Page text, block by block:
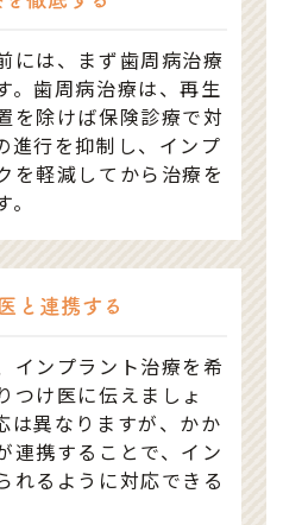
には、まず歯周病治療
。歯周病治療は、再生
を除けば保険診療で対
進行を抑制し、インプ
を軽減してから治療を
と連携する
インプラント治療を希
つけ医に伝えましょ
は異なりますが、かか
連携することで、イン
れるように対応できる